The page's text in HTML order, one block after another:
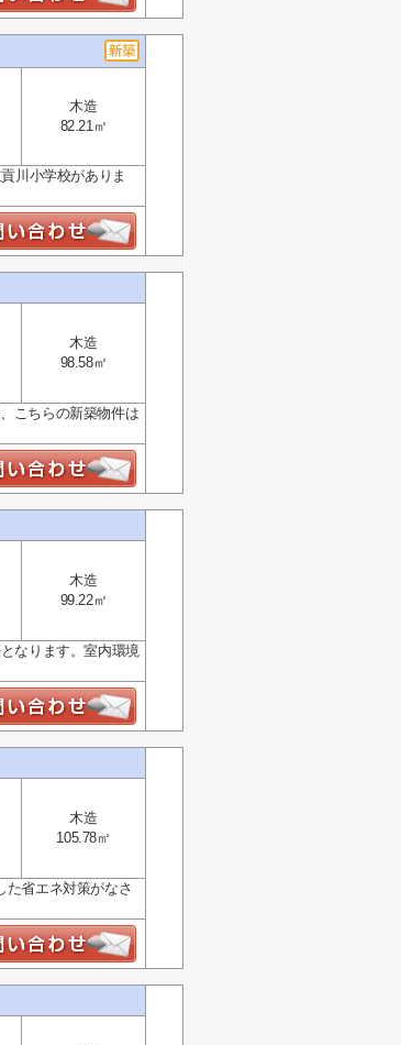
木造
82.21㎡
川小学校がありま
木造
98.58㎡
こちらの新築物件は
木造
99.22㎡
なります。室内環境
木造
105.78㎡
省エネ対策がなさ